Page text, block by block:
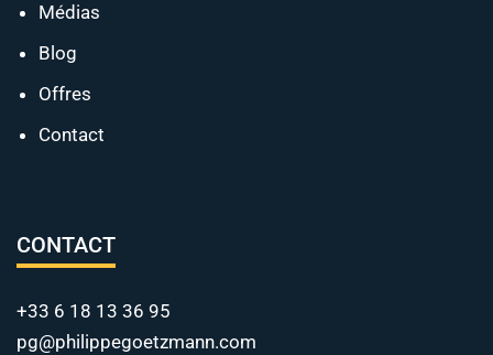
Médias
Blog
Offres
Contact
CONTACT
+33 6 18 13 36 95
pg@philippegoetzmann.com